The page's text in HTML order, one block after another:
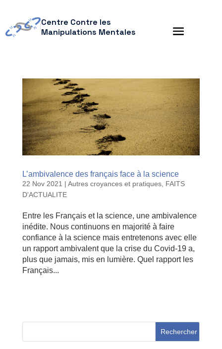
Centre Contre les
Manipulations Mentales
L’ambivalence des français face à la science
22 Nov 2021 | Autres croyances et pratiques, FAITS
D'ACTUALITE
Entre les Français et la science, une ambivalence
inédite. Nous continuons en majorité à faire
confiance à la science mais entretenons avec elle
un rapport ambivalent que la crise du Covid-19 a,
plus que jamais, mis en lumière. Quel rapport les
Français...